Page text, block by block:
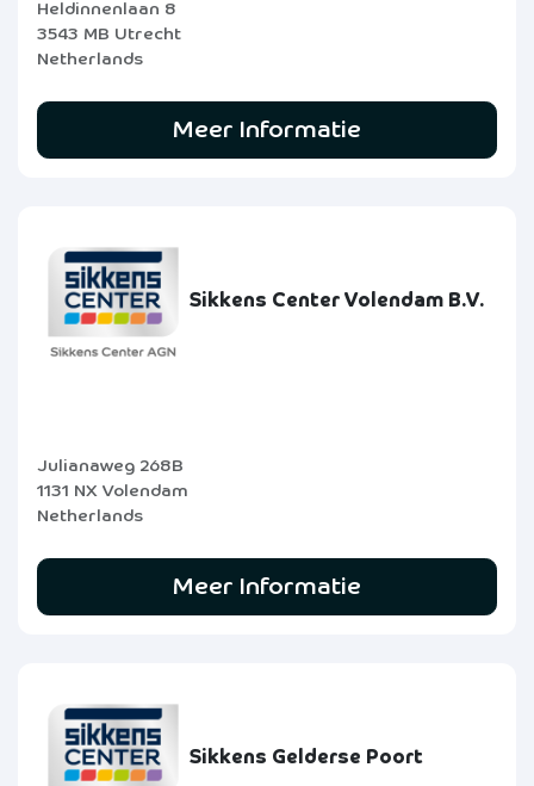
Heldinnenlaan 8
3543 MB Utrecht
Netherlands
Meer Informatie
Sikkens Center Volendam B.V.
Julianaweg 268B
1131 NX Volendam
Netherlands
Meer Informatie
Sikkens Gelderse Poort